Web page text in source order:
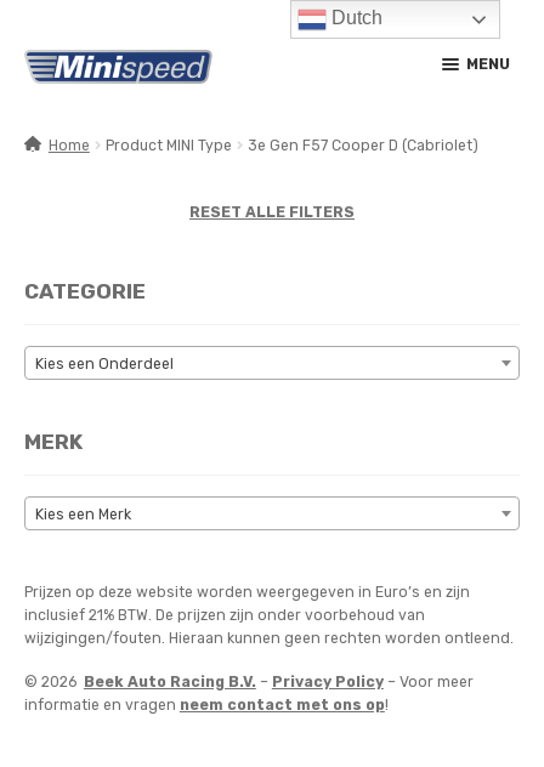
Ga
door
navigatie
Ga
naar
inhoud
MENU
CONTACT
MIJN ACCOUNT
Home Product MINI Type 3e Gen F57 Cooper D (Cabriolet)
RESET ALLE FILTERS
CATEGORIE
Kies een Onderdeel
MERK
Kies een Merk
Prijzen op deze website worden weergegeven in Euro’s en zijn
inclusief 21% BTW. De prijzen zijn onder voorbehoud van
wijzigingen/fouten. Hieraan kunnen geen rechten worden ontleend.
© 2026 Beek Auto Racing B.V. – Privacy Policy– Voor meer
informatie en vragen neem contact met ons op!
Dutch